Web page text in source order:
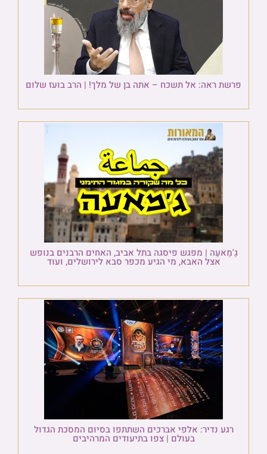
פרשת ראה: אל תשכח – אתה בן של מלך! | הרב בועז שלום
גַ'מַאעַה | מפגש פיסגה בתל אביב, האחים הרבנים בנופש
אצל האבא, מי הגיע מכפר סבא לירושלים, ועוד
רגע נדיר: אלפי אברכים השתתפו בסיום המסכת הגדול
בעולם | צפו בתיעודים המרהיבים